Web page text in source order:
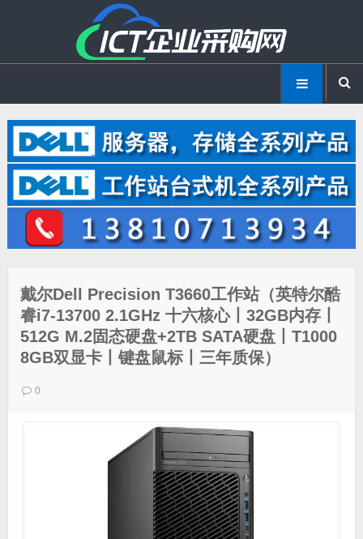
戴尔Dell Precision T3660工作站（英特尔酷
睿i7-13700 2.1GHz 十六核心丨32GB内存丨
512G M.2固态硬盘+2TB SATA硬盘丨T1000
8GB双显卡丨键盘鼠标丨三年质保）
0